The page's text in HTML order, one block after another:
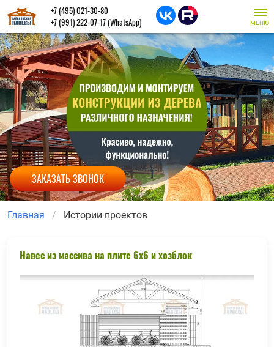
ЗАКАЗАТЬ ЗВОНОК
+7 (495) 021-30-80
+7 (991) 222-07-17 (WhatsApp) МЕНЮ
Главная Истории проектов
Навес из массива на плите 6х6 и хозблок